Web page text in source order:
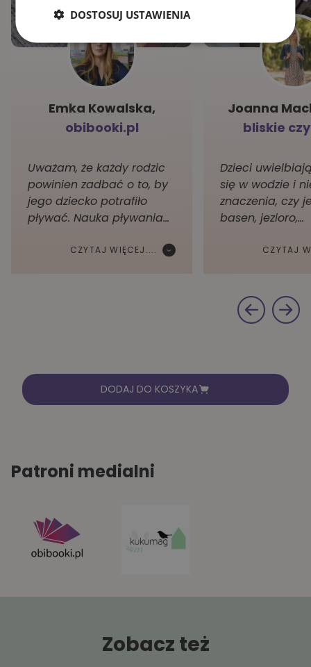
Emka Kowalska,
obibooki.pl
Uważam, że każdy rodzic
powinien zadbać o to, by
jego dziecko potrafiło
pływać. Nauka pływania…
CZYTAJ WIĘCEJ....
Joanna
bliskie
Dzieci
się w wodzie i
znaczenia, czy
basen, jezioro,…
CZYTAJ
DODAJ DO KOSZYKA
Patroni medialni
Zobacz też
DOSTOSUJ USTAWIENIA